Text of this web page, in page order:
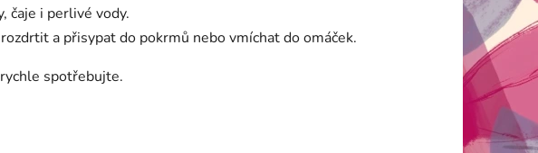
čaje i perlivé vody.
a přisypat do pokrmů nebo vmíchat do omáček.
spotřebujte.